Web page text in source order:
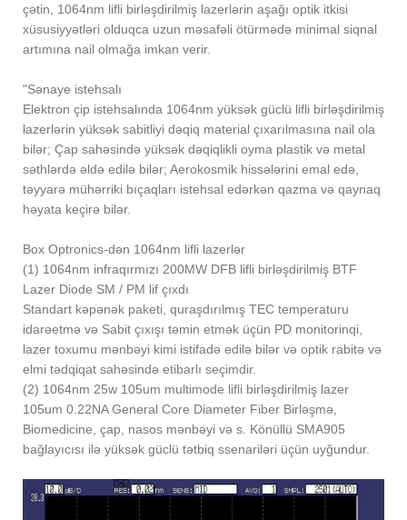
çətin, 1064nm lifli birləşdirilmiş lazerlərin aşağı optik itkisi
xüsusiyyətləri olduqca uzun məsafəli ötürmədə minimal siqnal
artımına nail olmağa imkan verir.
"Sənaye istehsalı
Elektron çip istehsalında 1064nm yüksək güclü lifli birləşdirilmiş
lazerlərin yüksək sabitliyi dəqiq material çıxarılmasına nail ola
bilər; Çap sahəsində yüksək dəqiqlikli oyma plastik və metal
səthlərdə əldə edilə bilər; Aerokosmik hissələrini emal edə,
təyyarə mühərriki bıçaqları istehsal edərkən qazma və qaynaq
həyata keçirə bilər.
Box Optronics-dən 1064nm lifli lazerlər
(1) 1064nm infraqırmızı 200MW DFB lifli birləşdirilmiş BTF
Lazer Diode SM / PM lif çıxdı
Standart kəpənək paketi, quraşdırılmış TEC temperaturu
idarəetmə və Sabit çıxışı təmin etmək üçün PD monitorinqi,
lazer toxumu mənbəyi kimi istifadə edilə bilər və optik rabitə və
elmi tədqiqat sahəsində etibarlı seçimdir.
(2) 1064nm 25w 105um multimode lifli birləşdirilmiş lazer
105um 0.22NA General Core Diameter Fiber Birləşmə,
Biomedicine, çap, nasos mənbəyi və s. Könüllü SMA905
bağlayıcısı ilə yüksək güclü tətbiq ssenariləri üçün uyğundur.